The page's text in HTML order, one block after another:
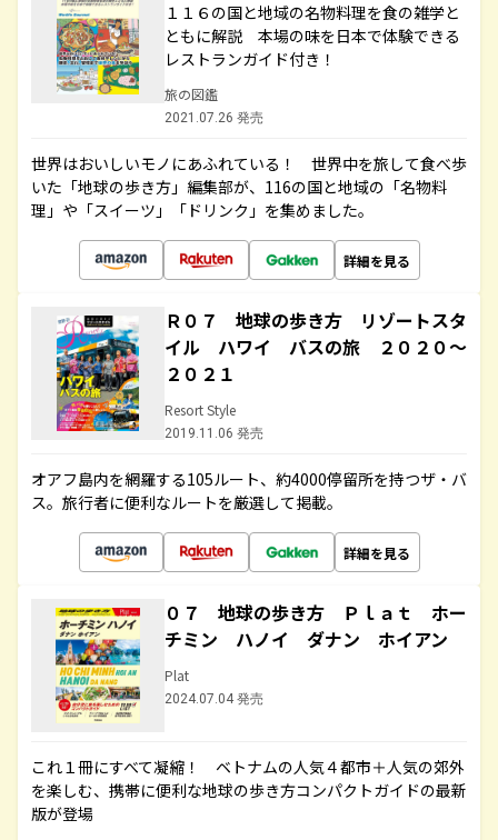
１１６の国と地域の名物料理を食の雑学と
ともに解説 本場の味を日本で体験できる
レストランガイド付き！
旅の図鑑
2021.07.26 発売
世界はおいしいモノにあふれている！ 世界中を旅して食べ歩
いた「地球の歩き方」編集部が、116の国と地域の「名物料
理」や「スイーツ」「ドリンク」を集めました。
詳細を見る
Ｒ０７ 地球の歩き方 リゾートスタ
イル ハワイ バスの旅 ２０２０～
２０２１
Resort Style
2019.11.06 発売
オアフ島内を網羅する105ルート、約4000停留所を持つザ・バ
ス。旅行者に便利なルートを厳選して掲載。
詳細を見る
０７ 地球の歩き方 Ｐｌａｔ ホー
チミン ハノイ ダナン ホイアン
Plat
2024.07.04 発売
これ１冊にすべて凝縮！ ベトナムの人気４都市＋人気の郊外
を楽しむ、携帯に便利な地球の歩き方コンパクトガイドの最新
版が登場